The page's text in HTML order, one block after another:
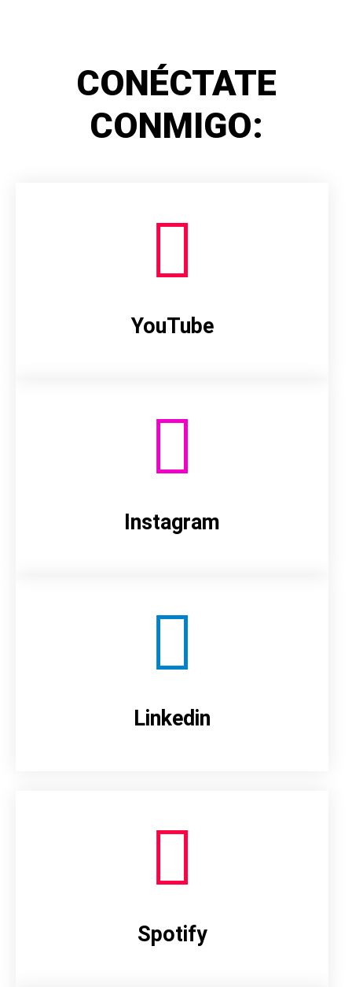
CONÉCTATE
CONMIGO:
YouTube
Instagram
Linkedin
Spotify